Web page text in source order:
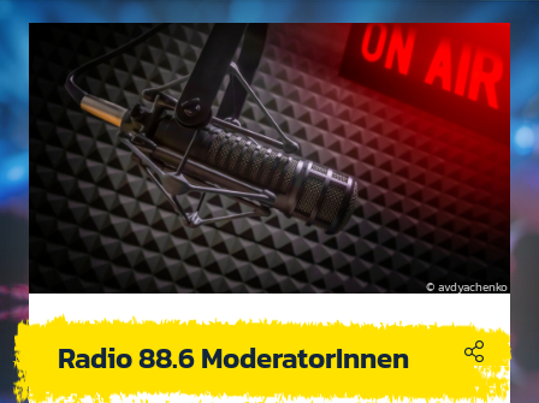
avdyachenko
Radio 88.6 ModeratorInnen